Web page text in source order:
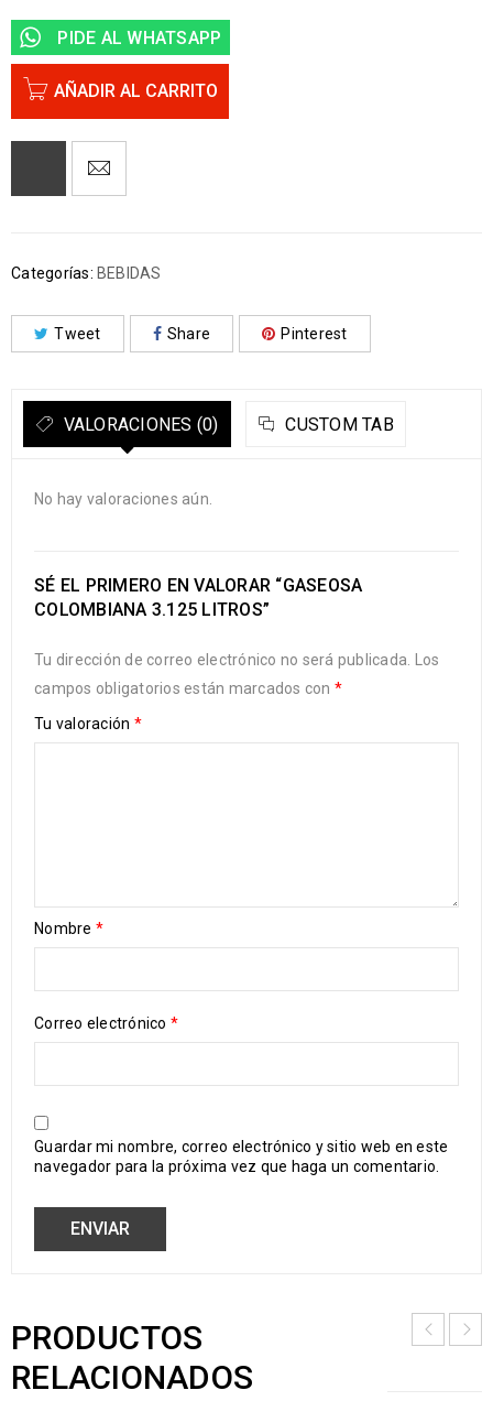
PIDE AL WHATSAPP
AÑADIR AL CARRITO
Categorías: BEBIDAS
Tweet Share Pinterest
VALORACIONES (0) CUSTOM TAB
No hay valoraciones aún.
SÉ EL PRIMERO EN VALORAR “GASEOSA
COLOMBIANA 3.125 LITROS”
Tu dirección de correo electrónico no será publicada. Los
campos obligatorios están marcados con *
Tu valoración *
Nombre *
Correo electrónico *
Guardar mi nombre, correo electrónico y sitio web en este
navegador para la próxima vez que haga un comentario.
PRODUCTOS
RELACIONADOS